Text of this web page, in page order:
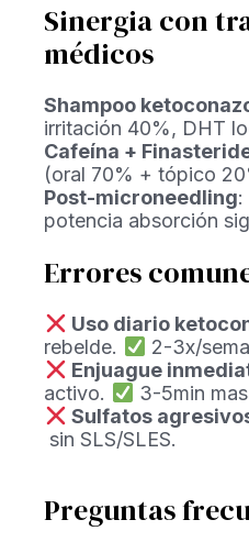
Sinergia con
médicos
Shampoo
irritación 40%, DHT
Cafeína +
(oral 70% + tópico
Post-microneedling:
potencia absorción
Errores
Uso diario
rebelde.
2-3x/
Enjuague
activo.
3-5min
Sulfatos
sin SLS/SLES.
Preguntas